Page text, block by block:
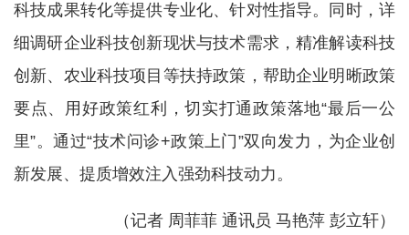
科技成果转化等提供专业化、针对性指导。同时，详
细调研企业科技创新现状与技术需求，精准解读科技
创新、农业科技项目等扶持政策，帮助企业明晰政策
要点、用好政策红利，切实打通政策落地“最后一公
里”。通过“技术问诊+政策上门”双向发力，为企业创
新发展、提质增效注入强劲科技动力。
（记者 周菲菲 通讯员 马艳萍 彭立轩）